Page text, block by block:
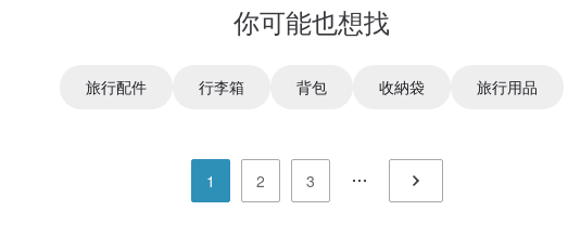
你可能也想找
旅行配件 行李箱 背包 收納袋 旅行用品
1 2 3